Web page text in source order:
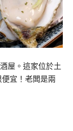
屋。這家位於土
宜！老闆是兩